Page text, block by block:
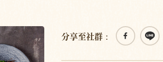
分享至社群：